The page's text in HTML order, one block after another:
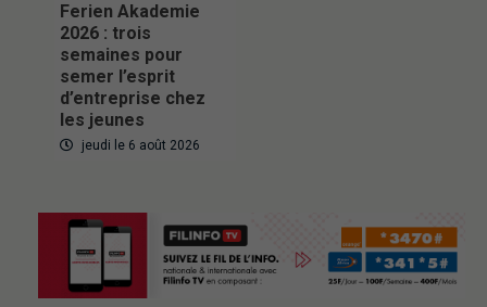
Ferien Akademie
2026 : trois
semaines pour
semer l’esprit
d’entreprise chez
les jeunes
jeudi le 6 août 2026